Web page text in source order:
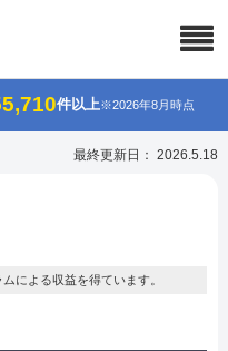
件以上※2026年8月時点
最終更新日： 2026.5.18
による収益を得ています。